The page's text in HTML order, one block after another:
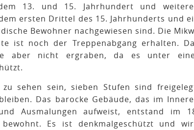
13. und 15. Jahrhundert und
ersten Drittel des 15. Jahrhunderts und
Bewohner nachgewiesen sind. Die
ist noch der Treppenabgang erhalten.
aber nicht ergraben, da es unter
sehen sein, sieben Stufen sind
Das barocke Gebäude, das im
Ausmalungen aufweist, entstand im
Es ist denkmalgeschützt und